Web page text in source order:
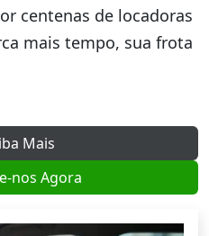
centenas de locadoras
mais tempo, sua frota
Mais
nos Agora